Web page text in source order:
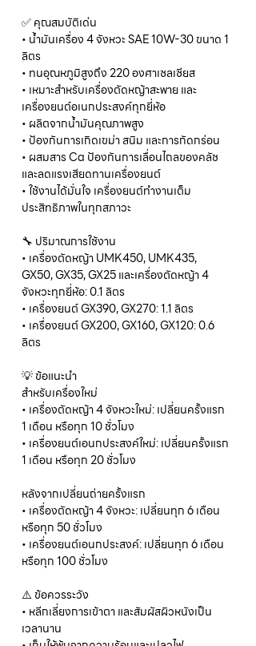
✅ คุณสมบัติเด่น
• น้ำมันเครื่อง 4 จังหวะ SAE 10W-30 ขนาด 1
ลิตร
• ทนอุณหภูมิสูงถึง 220 องศาเซลเซียส
• เหมาะสำหรับเครื่องตัดหญ้าสะพาย และ
เครื่องยนต์อเนกประสงค์ทุกยี่ห้อ
• ผลิตจากน้ำมันคุณภาพสูง
• ป้องกันการเกิดเขม่า สนิม และการกัดกร่อน
• ผสมสาร Ca ป้องกันการเลื่อนไถลของคลัช
และลดแรงเสียดทานเครื่องยนต์
• ใช้งานได้มั่นใจ เครื่องยนต์ทำงานเต็ม
ประสิทธิภาพในทุกสภาวะ
🔧 ปริมาณการใช้งาน
• เครื่องตัดหญ้า UMK450, UMK435,
GX50, GX35, GX25 และเครื่องตัดหญ้า 4
จังหวะทุกยี่ห้อ: 0.1 ลิตร
• เครื่องยนต์ GX390, GX270: 1.1 ลิตร
• เครื่องยนต์ GX200, GX160, GX120: 0.6
ลิตร
💡 ข้อแนะนำ
สำหรับเครื่องใหม่
• เครื่องตัดหญ้า 4 จังหวะใหม่: เปลี่ยนครั้งแรก
1 เดือน หรือทุก 10 ชั่วโมง
• เครื่องยนต์เอนกประสงค์ใหม่: เปลี่ยนครั้งแรก
1 เดือน หรือทุก 20 ชั่วโมง
หลังจากเปลี่ยนถ่ายครั้งแรก
• เครื่องตัดหญ้า 4 จังหวะ: เปลี่ยนทุก 6 เดือน
หรือทุก 50 ชั่วโมง
• เครื่องยนต์เอนกประสงค์: เปลี่ยนทุก 6 เดือน
หรือทุก 100 ชั่วโมง
⚠️ ข้อควรระวัง
• หลีกเลี่ยงการเข้าตา และสัมผัสผิวหนังเป็น
เวลานาน